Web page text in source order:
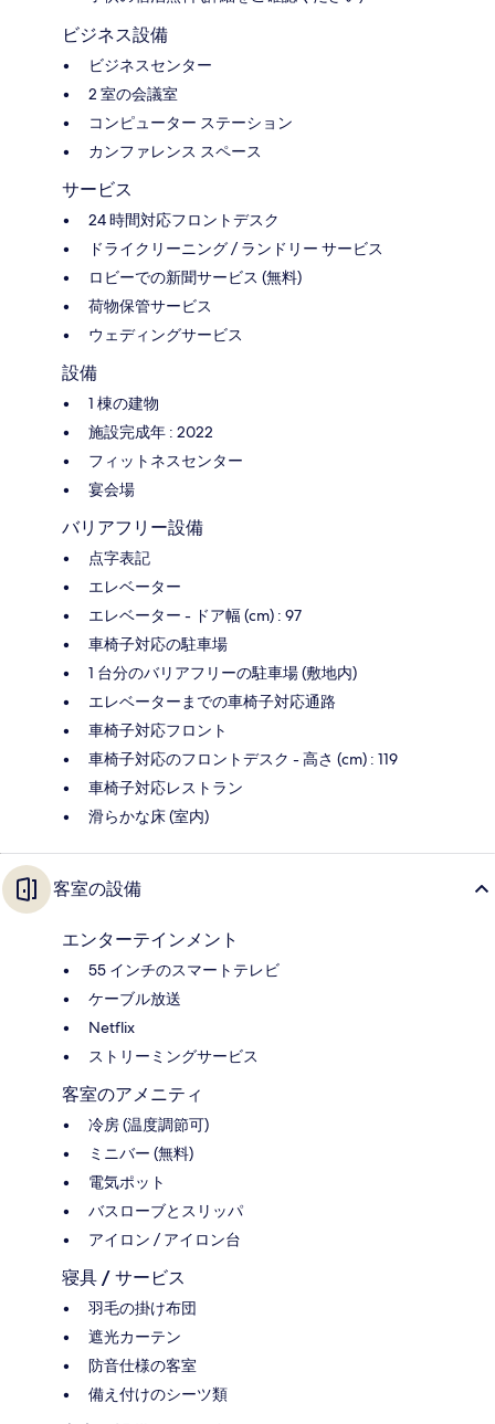
ビジネス設備
ビジネスセンター
2 室の会議室
コンピューター ステーション
カンファレンス スペース
サービス
24 時間対応フロントデスク
ドライクリーニング / ランドリー サービス
ロビーでの新聞サービス (無料)
荷物保管サービス
ウェディングサービス
設備
1 棟の建物
施設完成年 : 2022
フィットネスセンター
宴会場
バリアフリー設備
点字表記
エレベーター
エレベーター - ドア幅 (cm) : 97
車椅子対応の駐車場
1 台分のバリアフリーの駐車場 (敷地内)
エレベーターまでの車椅子対応通路
車椅子対応フロント
車椅子対応のフロントデスク - 高さ (cm) : 119
車椅子対応レストラン
滑らかな床 (室内)
客室の設備
エンターテインメント
55 インチのスマートテレビ
ケーブル放送
Netflix
ストリーミングサービス
客室のアメニティ
冷房 (温度調節可)
ミニバー (無料)
電気ポット
バスローブとスリッパ
アイロン / アイロン台
寝具 / サービス
羽毛の掛け布団
遮光カーテン
防音仕様の客室
備え付けのシーツ類